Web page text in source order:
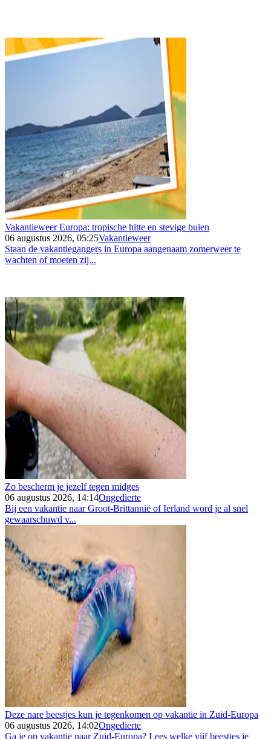
Vakantieweer Europa: tropische hitte en stevige buien
06 augustus 2026, 05:25Vakantieweer
Staan de vakantiegangers in Europa aangenaam zomerweer te
wachten of moeten zij...
Zo bescherm je jezelf tegen midges
06 augustus 2026, 14:14Ongedierte
Bij een vakantie naar Groot-Brittannië of Ierland word je al snel
gewaarschuwd v...
Deze nare beestjes kun je tegenkomen op vakantie in Zuid-Europa
06 augustus 2026, 14:02Ongedierte
Ga je op vakantie naar Zuid-Europa? Lees welke vijf beestjes je